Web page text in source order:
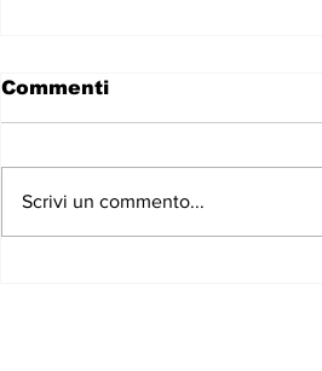
Commenti
Scrivi un commento...